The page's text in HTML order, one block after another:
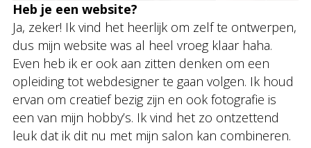
Heb je een website?
Ja, zeker! Ik vind het heerlijk om zelf te ontwerpen,
dus mijn website was al heel vroeg klaar haha.
Even heb ik er ook aan zitten denken om een
opleiding tot webdesigner te gaan volgen. Ik houd
ervan om creatief bezig zijn en ook fotografie is
een van mijn hobby’s. Ik vind het zo ontzettend
leuk dat ik dit nu met mijn salon kan combineren.